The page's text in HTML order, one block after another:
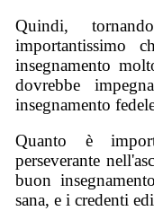
Quindi,
importantissimo
insegnamento
dovrebbe
insegnamento
Quanto è
perseverante
buon
sana, e i credenti